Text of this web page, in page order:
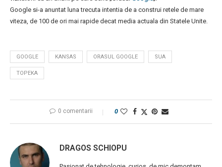
Google si-a anuntat luna trecuta intentia de a construi retele de mare
viteza, de 100 de ori mai rapide decat media actuala din Statele Unite.
GOOGLE KANSAS ORASUL GOOGLE SUA
TOPEKA
0 comentarii 0
DRAGOS SCHIOPU